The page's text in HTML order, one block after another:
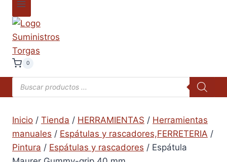
0
Búsqueda
de
productos
Inicio / Tienda / HERRAMIENTAS / Herramientas
manuales / Espátulas y rascadores,FERRETERIA /
Pintura / Espátulas y rascadores / Espátula